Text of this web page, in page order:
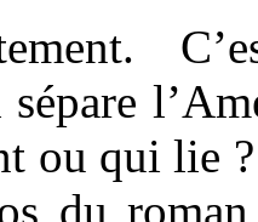
ou qui lie
du